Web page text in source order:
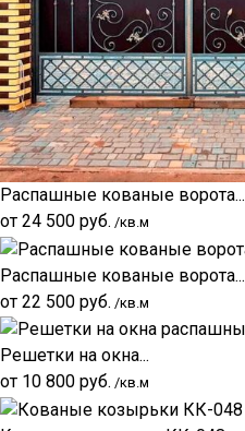
Распашные кованые ворота...
от 24 500 руб. /кв.м
Распашные кованые ворота...
от 22 500 руб. /кв.м
Решетки на окна...
от 10 800 руб. /кв.м